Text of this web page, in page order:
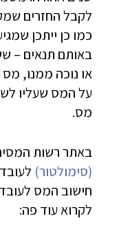
כמו כן ייתכן
באותם תנאים –
או נוכה ממנו,
על המס שעליו
מס.
באתר רשות
(סימולטור)
חישוב המס
לקרוא עוד פה: